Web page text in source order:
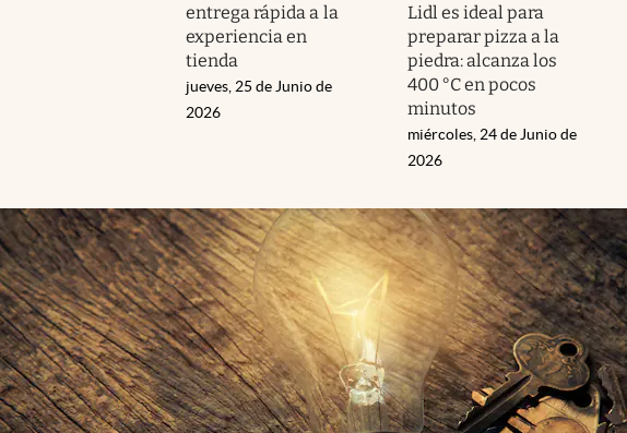
entrega rápida a la
experiencia en
tienda
jueves, 25 de Junio de
2026
Lidl es ideal para
preparar pizza a la
piedra: alcanza los
400 °C en pocos
minutos
miércoles, 24 de Junio de
2026